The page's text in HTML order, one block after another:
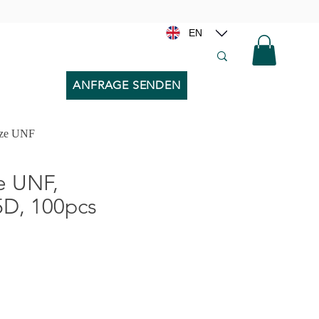
EN
ANFRAGE SENDEN
UNF
UNF,
100pcs